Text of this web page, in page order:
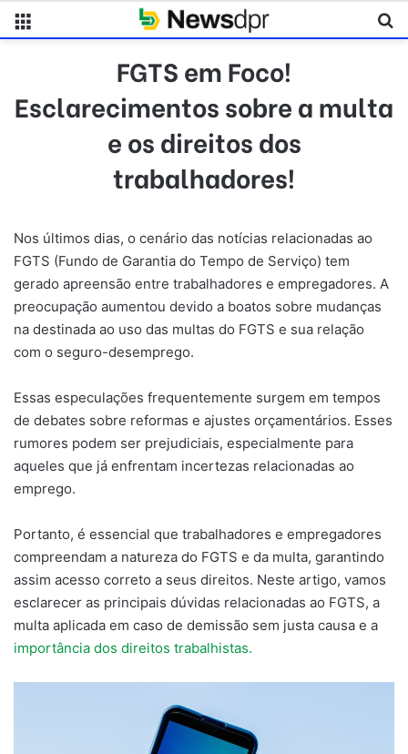
FGTS em Foco!
Esclarecimentos sobre a multa
e os direitos dos
trabalhadores!
Nos últimos dias, o cenário das notícias relacionadas ao
FGTS (Fundo de Garantia do Tempo de Serviço) tem
gerado apreensão entre trabalhadores e empregadores. A
preocupação aumentou devido a boatos sobre mudanças
na destinada ao uso das multas do FGTS e sua relação
com o seguro-desemprego.
Essas especulações frequentemente surgem em tempos
de debates sobre reformas e ajustes orçamentários. Esses
rumores podem ser prejudiciais, especialmente para
aqueles que já enfrentam incertezas relacionadas ao
emprego.
Portanto, é essencial que trabalhadores e empregadores
compreendam a natureza do FGTS e da multa, garantindo
assim acesso correto a seus direitos. Neste artigo, vamos
esclarecer as principais dúvidas relacionadas ao FGTS, a
multa aplicada em caso de demissão sem justa causa e a
importância dos direitos trabalhistas.